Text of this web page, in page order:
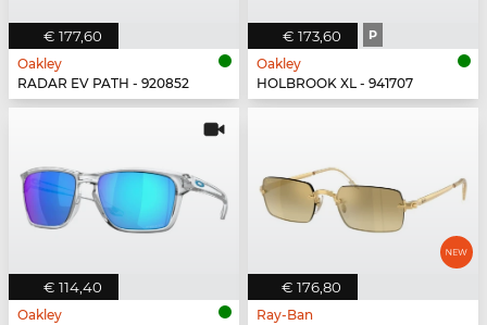
€ 177,60
Oakley
RADAR EV PATH - 920852
€ 173,60 P
Oakley
HOLBROOK XL - 941707
€ 114,40
Oakley
€ 176,80
Ray-Ban